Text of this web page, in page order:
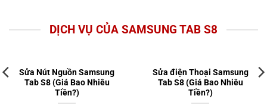
DỊCH VỤ CỦA SAMSUNG TAB S8
Sửa Nút Nguồn Samsung
Tab S8 (Giá Bao Nhiêu
Tiền?)
Sửa điện Thoại Samsung
Tab S8 (Giá Bao Nhiêu
Tiền?)